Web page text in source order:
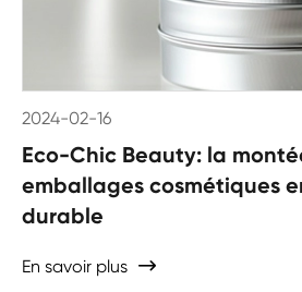
2024-02-16
Eco-Chic Beauty: la
emballages cosmétiques
durable
En savoir plus 